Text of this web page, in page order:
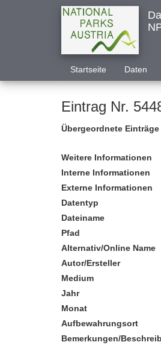
Startseite Daten
Eintrag Nr.
Übergeordnete Einträge
Weitere Informationen
Interne Informationen
Externe Informationen
Datentyp
Dateiname
Pfad
Alternativ/Online Name
Autor/Ersteller
Medium
Jahr
Monat
Aufbewahrungsort
Bemerkungen/